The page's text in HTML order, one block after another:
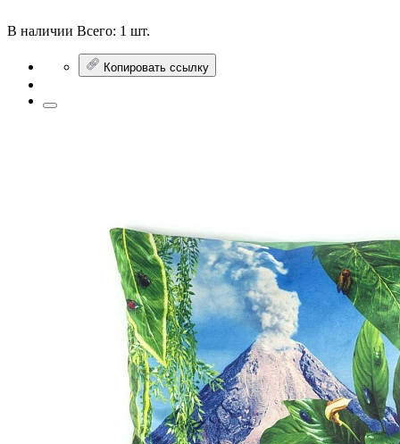
В наличии Всего: 1 шт.
Копировать ссылку